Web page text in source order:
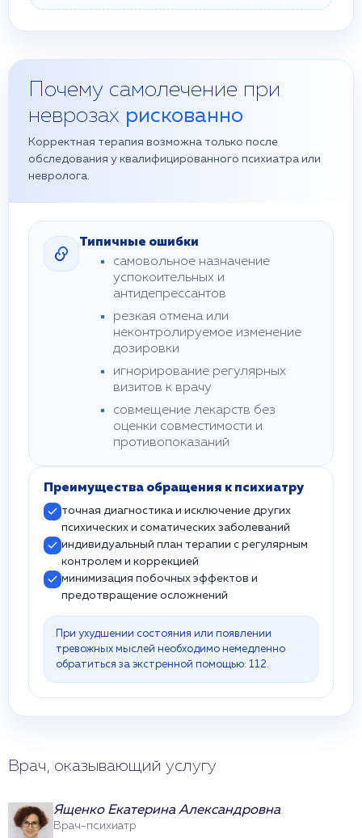
Почему самолечение при
неврозах рискованно
Корректная терапия возможна только после
обследования у квалифицированного психиатра или
невролога.
Типичные ошибки
самовольное назначение
успокоительных и
антидепрессантов
резкая отмена или
неконтролируемое изменение
дозировки
игнорирование регулярных
визитов к врачу
совмещение лекарств без
оценки совместимости и
противопоказаний
Преимущества обращения к психиатру
точная диагностика и исключение других
психических и соматических заболеваний
индивидуальный план терапии с регулярным
контролем и коррекцией
минимизация побочных эффектов и
предотвращение осложнений
При ухудшении состояния или появлении
тревожных мыслей необходимо немедленно
обратиться за экстренной помощью: 112.
Врач, оказывающий услугу
Ященко Екатерина Александровна
Врач-психиатр